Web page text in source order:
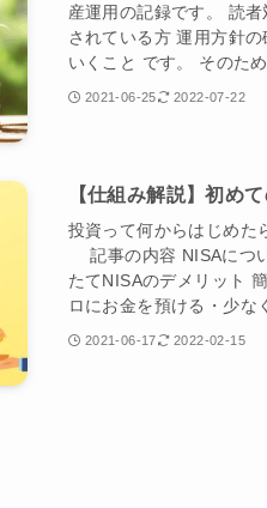
産運用の記録です。 読
されている方 運用方針
いくこと です。 そのため
2021-06-25 2022-07-22
【仕組み解説】初め
投資って何からはじめ
記事の内容 NISAにつ
たてNISAのデメリット
ロにお金を預ける・少な
2021-06-17 2022-02-15